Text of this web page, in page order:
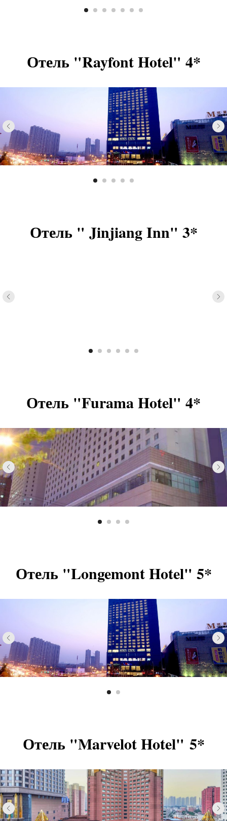
Отель "Rayfont Hotel" 4*
Отель " Jinjiang Inn" 3*
Отель "Furama Hotel" 4*
Отель "Longemont Hotel" 5*
Отель "Marvelot Hotel" 5*